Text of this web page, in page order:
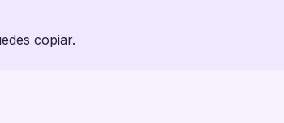
copiar.